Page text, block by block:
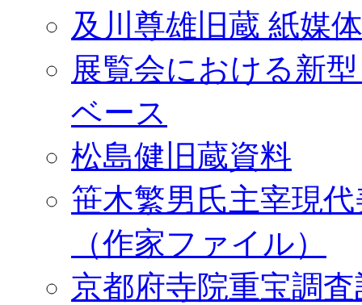
及川尊雄旧蔵 紙媒
展覧会における新
ベース
松島健旧蔵資料
笹木繁男氏主宰現
（作家ファイル）
京都府寺院重宝調